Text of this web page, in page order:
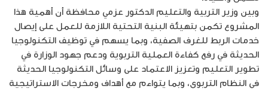
وبين وزير التربية والتعليم الدكتور عزمي محافظة أن أهمية هذا
المشروع تكمن بتهيئة البنية التحتية اللازمة للعمل على إيصال
خدمات الربط للغرف الصفية، وبما يسهم في توظيف التكنولوجيا
الحديثة في رفع كفاءة العملية التربوية ودعم جهود الوزارة في
تطوير التعليم وتعزيز الاعتماد على وسائل التكنولوجيا الحديثة
في النظام التربوي، وبما يتواءم مع أهداف ومخرجات الاستراتيجية